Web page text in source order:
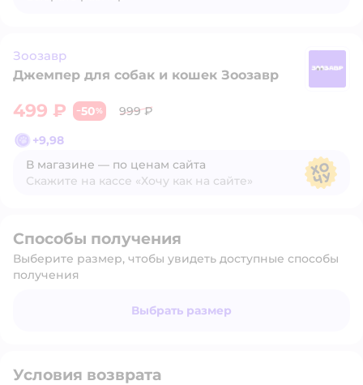
Зоозавр
Джемпер для собак и кошек Зоозавр
499 ₽ −50%
999 ₽
+9,98
В магазине — по ценам сайта
Скажите на кассе «Хочу как на сайте»
Способы получения
Выберите размер, чтобы увидеть доступные способы
получения
Выбрать размер
Условия возврата